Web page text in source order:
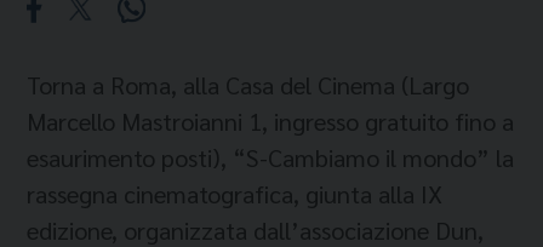
Torna a Roma, alla Casa del Cinema (Largo
Marcello Mastroianni 1, ingresso gratuito fino a
esaurimento posti), “S-Cambiamo il mondo” la
rassegna cinematografica, giunta alla IX
edizione, organizzata dall’associazione Dun,